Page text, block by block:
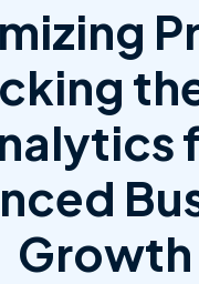
Growth